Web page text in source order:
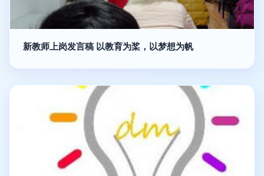
新教师上岗发言稿 以教育为桨，以梦想为帆